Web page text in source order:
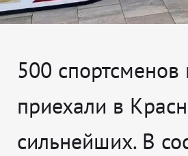
500
приехали в
сильнейших. В